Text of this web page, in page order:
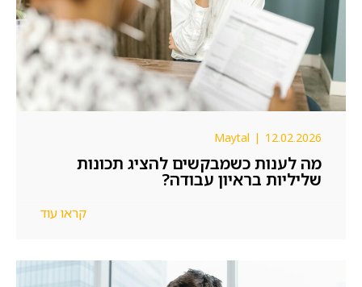
12.02.2026
Maytal
מה לענות כשמבקשים להציג תכונות
שליליות בראיון עבודה?
קראו עוד